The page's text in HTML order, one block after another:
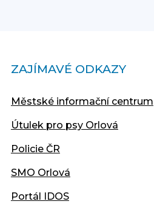
ZAJÍMAVÉ ODKAZY
Městské informační centrum
Útulek pro psy Orlová
Policie ČR
SMO Orlová
Portál IDOS